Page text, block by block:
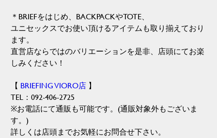
＊BRIEFをはじめ、BACKPACKやTOTE、
ユニセックスでお使い頂けるアイテムも取り揃えており
ます。
直営店ならではのバリエーションを是非、店頭にてお楽
しみください！
【 BRIEFING VIORO店 】
TEL：092-406-2725
※お電話にて通販も可能です。(通販対象外もございま
す。)
詳しくは店頭までお気軽にお問合せ下さい。